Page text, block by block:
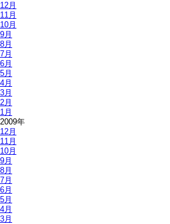
12月
11月
10月
9月
8月
7月
6月
5月
4月
3月
2月
1月
2009年
12月
11月
10月
9月
8月
7月
6月
5月
4月
3月